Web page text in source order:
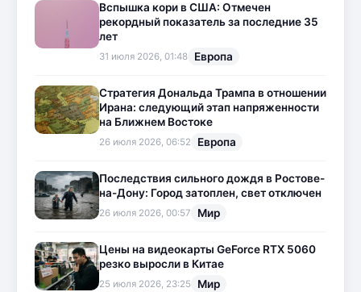
Вспышка кори в США: Отмечен
рекордный показатель за последние 35
лет
31 июля 2026, 01:48 Европа
Стратегия Дональда Трампа в отношении
Ирана: следующий этап напряженности
на Ближнем Востоке
26 июля 2026, 06:52 Европа
Последствия сильного дождя в Ростове-
на-Дону: Город затоплен, свет отключен
26 июля 2026, 00:57 Мир
Цены на видеокарты GeForce RTX 5060
резко выросли в Китае
25 июля 2026, 23:25 Мир